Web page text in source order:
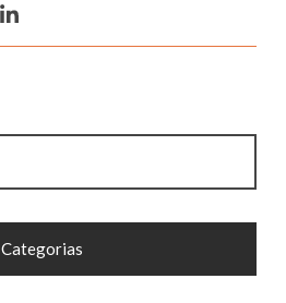
Categorias